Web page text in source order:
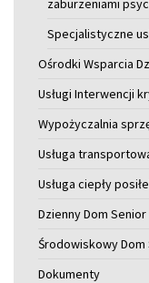
zaburzeniami
Specjalistyczne
Ośrodki Wsparcia
Usługi Interwencji
Wypożyczalnia
Usługa
Usługa ciepły
Dzienny Dom
Środowiskowy
Dokumenty